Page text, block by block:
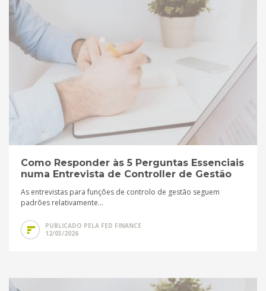
Como Responder às 5 Perguntas Essenciais
numa Entrevista de Controller de Gestão
As entrevistas para funções de controlo de gestão seguem
padrões relativamente...
PUBLICADO PELA FED FINANCE
12/03/2026